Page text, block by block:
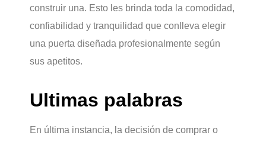
construir una. Esto les brinda toda la comodidad,
confiabilidad y tranquilidad que conlleva elegir
una puerta diseñada profesionalmente según
sus apetitos.
Ultimas palabras
En última instancia, la decisión de comprar o